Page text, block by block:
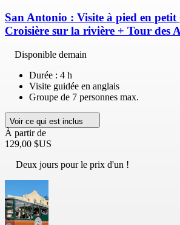
San Antonio : Visite à pied en petit
Croisière sur la rivière + Tour des
Disponible demain
Durée : 4 h
Visite guidée en anglais
Groupe de 7 personnes max.
Voir ce qui est inclus
À partir de
129,00 $US
Deux jours pour le prix d'un !